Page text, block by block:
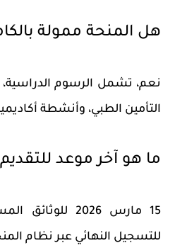
هل المنحة ممولة
نعم، تشمل الرسوم الدراسية،
التأمين الطبي، وأنشطة
ما هو آخر موعد
للتسجيل النهائي عبر نظام